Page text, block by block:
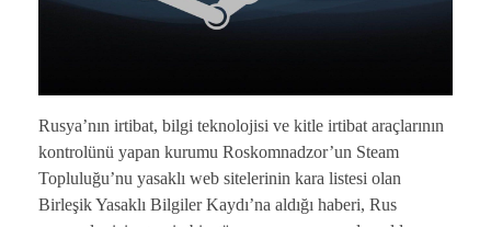
Rusya’nın irtibat, bilgi teknolojisi ve kitle irtibat araçlarının
kontrolünü yapan kurumu Roskomnadzor’un Steam
Topluluğu’nu yasaklı web sitelerinin kara listesi olan
Birleşik Yasaklı Bilgiler Kaydı’na aldığı haberi, Rus